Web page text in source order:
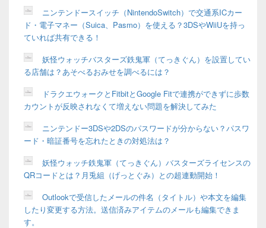
ニンテンドースイッチ（NintendoSwitch）で交通系ICカー
ド・電子マネー（Suica、Pasmo）を使える？3DSやWiiUを持っ
ていれば共有できる！
妖怪ウォッチバスターズ鉄鬼軍（てっきぐん）を設置してい
る店舗は？あそべるおみせを調べるには？
ドラクエウォークとFitbitとGoogle Fitで連携ができずに歩数
カウントが反映されなくて増えない問題を解決してみた
ニンテンドー3DSや2DSのパスワードが分からない？パスワ
ード・暗証番号を忘れたときの対処法は？
妖怪ウォッチ鉄鬼軍（てっきぐん）バスターズライセンスの
QRコードとは？月兎組（げっとぐみ）との超連動開始！
Outlookで受信したメールの件名（タイトル）や本文を編集
したり変更する方法。送信済みアイテムのメールも編集できま
す。